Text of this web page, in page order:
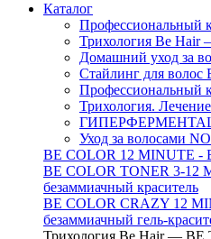
Каталог
Профессиональный
Трихология Be
Домашний уход за
Стайлинг для
Профессиональный
Трихология.
Уход за волосами
BE COLOR 12 MINUTE -
BE COLOR TONER 3-12
безаммиачный краситель
BE COLOR CRAZY 12
безаммиачный гель-